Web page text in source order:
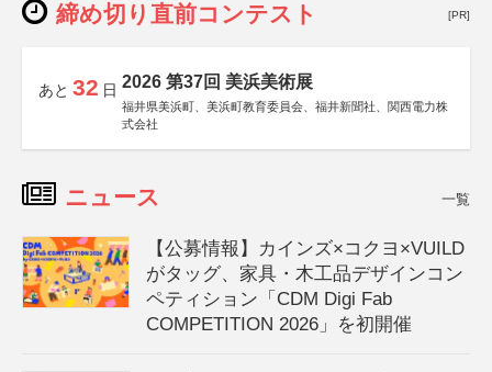
締め切り直前コンテスト [PR]
あと 32 日 2026 第37回 美浜美術展
福井県美浜町、美浜町教育委員会、福井新聞社、関西電力株
式会社
ニュース 一覧
【公募情報】カインズ×コクヨ×VUILD
がタッグ、家具・木工品デザインコン
ペティション「CDM Digi Fab
COMPETITION 2026」を初開催